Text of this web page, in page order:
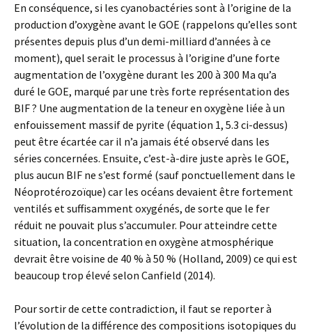
En conséquence, si les cyanobactéries sont à l’origine de la
production d’oxygène avant le GOE (rappelons qu’elles sont
présentes depuis plus d’un demi-milliard d’années à ce
moment), quel serait le processus à l’origine d’une forte
augmentation de l’oxygène durant les 200 à 300 Ma qu’a
duré le GOE, marqué par une très forte représentation des
BIF ? Une augmentation de la teneur en oxygène liée à un
enfouissement massif de pyrite (équation 1, 5.3 ci-dessus)
peut être écartée car il n’a jamais été observé dans les
séries concernées. Ensuite, c’est-à-dire juste après le GOE,
plus aucun BIF ne s’est formé (sauf ponctuellement dans le
Néoprotérozoïque) car les océans devaient être fortement
ventilés et suffisamment oxygénés, de sorte que le fer
réduit ne pouvait plus s’accumuler. Pour atteindre cette
situation, la concentration en oxygène atmosphérique
devrait être voisine de 40 % à 50 % (Holland, 2009) ce qui est
beaucoup trop élevé selon Canfield (2014).
Pour sortir de cette contradiction, il faut se reporter à
l’évolution de la différence des compositions isotopiques du